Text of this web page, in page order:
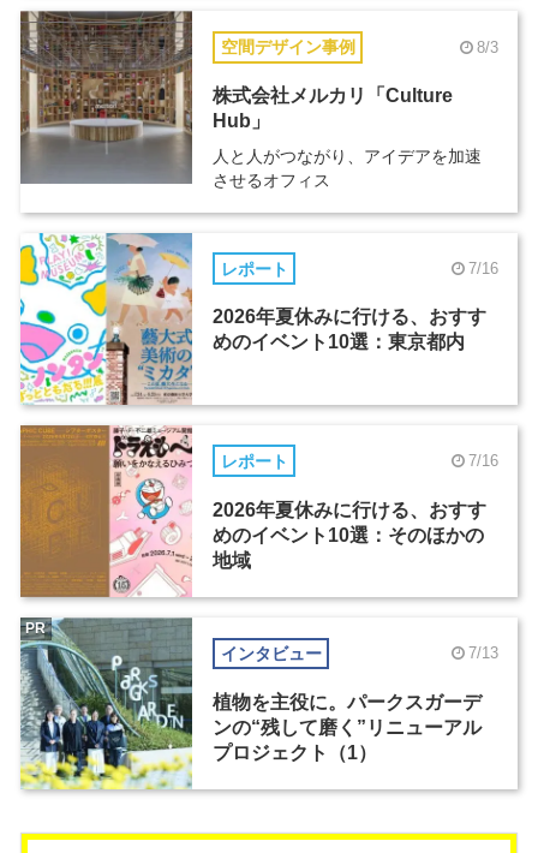
空間デザイン事例 8/3
株式会社メルカリ「Culture
Hub」
人と人がつながり、アイデアを加速
させるオフィス
レポート 7/16
2026年夏休みに行ける、おすす
めのイベント10選：東京都内
レポート 7/16
2026年夏休みに行ける、おすす
めのイベント10選：そのほかの
地域
インタビュー 7/13
植物を主役に。パークスガーデ
ンの“残して磨く”リニューアル
プロジェクト（1）
PR